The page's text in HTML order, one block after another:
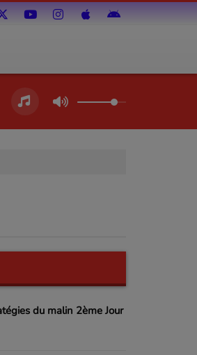
du malin 2ème Jour